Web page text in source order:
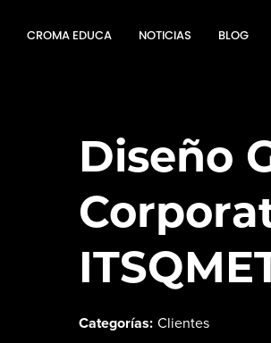
CROMA EDUCA NOTICIAS BLOG
Diseño
Categorías: Clientes